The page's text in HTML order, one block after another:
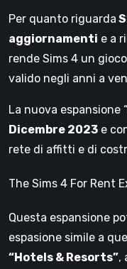
Per quanto riguarda
aggiornamenti e a
rende Sims 4 un
valido negli anni a
La nuova espansione “
Dicembre 2023 e
rete di affitti e di
The Sims 4 For Rent
Questa espansione
espasione simile a
“Hotels & Resorts”,